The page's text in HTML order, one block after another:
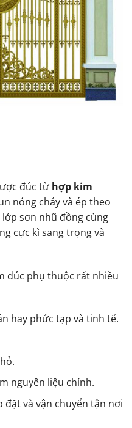
đúc từ hợp kim
nóng chảy và ép theo
sơn nhũ đồng cùng
cực kì sang trọng và
đúc phụ thuộc rất nhiều
hay phức tạp và tinh tế.
nguyên liệu chính.
đặt và vận chuyển tận nơi